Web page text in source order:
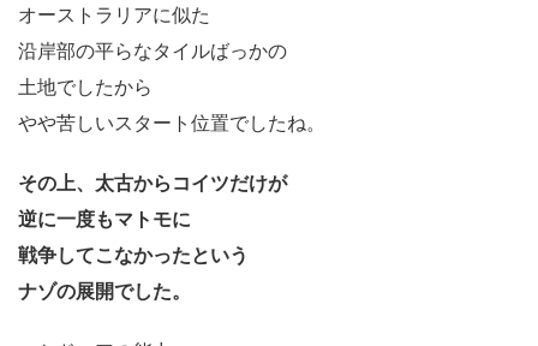
オーストラリアに似た
沿岸部の平らなタイルばっかの
土地でしたから
やや苦しいスタート位置でしたね。
その上、太古からコイツだけが
逆に一度もマトモに
戦争してこなかったという
ナゾの展開でした。